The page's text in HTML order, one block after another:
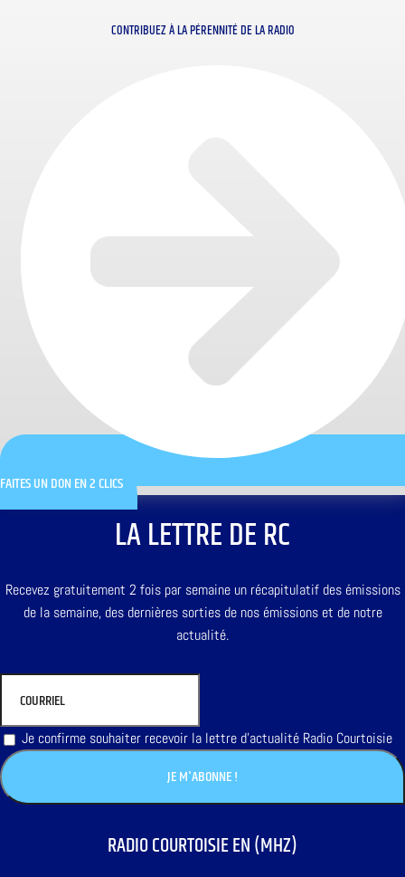
CONTRIBUEZ À LA PÉRENNITÉ DE LA RADIO
FAITES UN DON EN 2 CLICS
LA LETTRE DE RC
Recevez gratuitement 2 fois par semaine un récapitulatif des émissions
de la semaine, des dernières sorties de nos émissions et de notre
actualité.
Je confirme souhaiter recevoir la lettre d'actualité Radio Courtoisie
RADIO COURTOISIE EN (MHZ)